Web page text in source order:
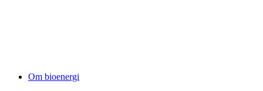
Om bioenergi